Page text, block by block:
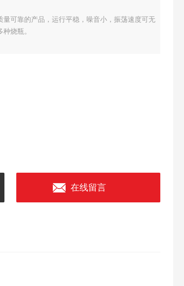
可靠的产品，运行平稳，噪音小，振荡速度可无
烧瓶。
在线留言